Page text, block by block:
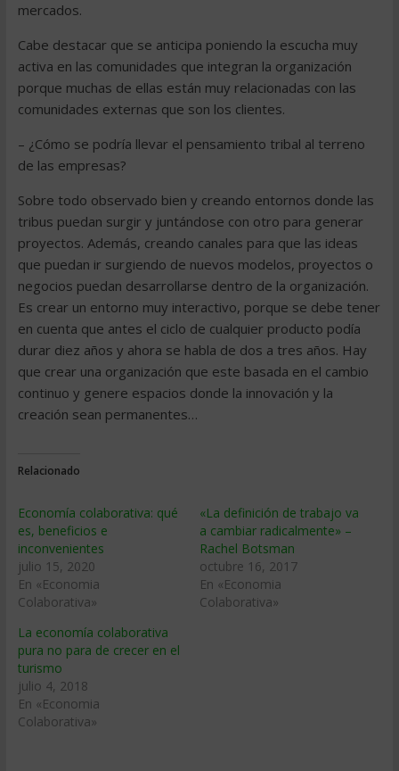
mercados.
Cabe destacar que se anticipa poniendo la escucha muy
activa en las comunidades que integran la organización
porque muchas de ellas están muy relacionadas con las
comunidades externas que son los clientes.
– ¿Cómo se podría llevar el pensamiento tribal al terreno
de las empresas?
Sobre todo observado bien y creando entornos donde las
tribus puedan surgir y juntándose con otro para generar
proyectos. Además, creando canales para que las ideas
que puedan ir surgiendo de nuevos modelos, proyectos o
negocios puedan desarrollarse dentro de la organización.
Es crear un entorno muy interactivo, porque se debe tener
en cuenta que antes el ciclo de cualquier producto podía
durar diez años y ahora se habla de dos a tres años. Hay
que crear una organización que este basada en el cambio
continuo y genere espacios donde la innovación y la
creación sean permanentes…
Relacionado
Economía colaborativa: qué
es, beneficios e
inconvenientes
julio 15, 2020
En «Economia
Colaborativa»
«La definición de trabajo va
a cambiar radicalmente» –
Rachel Botsman
octubre 16, 2017
En «Economia
Colaborativa»
La economía colaborativa
pura no para de crecer en el
turismo
julio 4, 2018
En «Economia
Colaborativa»